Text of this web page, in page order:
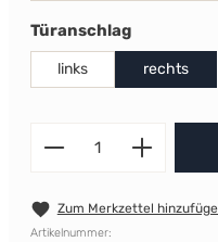
Türanschlagauswählen
links rechts
Zum Merkzettel
Artikelnummer: